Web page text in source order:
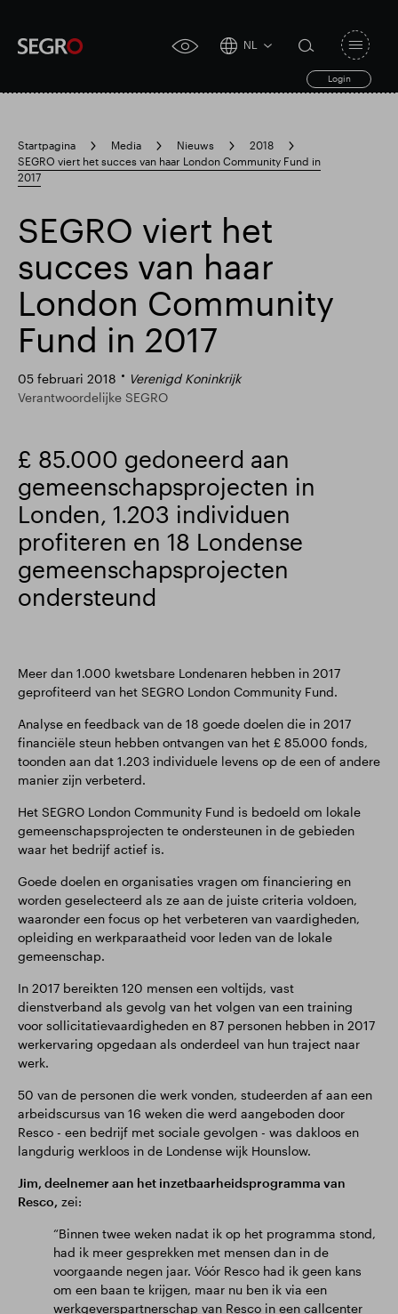
accessibility
NL
Login
search
form
search
Search
for
toggle
Startpagina Media Nieuws
2018
SEGRO viert het succes van haar London Community Fund in
2017
SEGRO viert het
succes van haar
London Community
Fund in 2017
05 februari 2018
Verenigd Koninkrijk
Verantwoordelijke SEGRO
£ 85.000 gedoneerd aan
gemeenschapsprojecten in
Londen, 1.203 individuen
profiteren en 18 Londense
gemeenschapsprojecten
ondersteund
Meer dan 1.000 kwetsbare Londenaren hebben in 2017
geprofiteerd van het SEGRO London Community Fund.
Analyse en feedback van de 18 goede doelen die in 2017
financiële steun hebben ontvangen van het £ 85.000 fonds,
toonden aan dat 1.203 individuele levens op de een of andere
manier zijn verbeterd.
Het SEGRO London Community Fund is bedoeld om lokale
gemeenschapsprojecten te ondersteunen in de gebieden
waar het bedrijf actief is.
Goede doelen en organisaties vragen om financiering en
worden geselecteerd als ze aan de juiste criteria voldoen,
waaronder een focus op het verbeteren van vaardigheden,
opleiding en werkparaatheid voor leden van de lokale
gemeenschap.
In 2017 bereikten 120 mensen een voltijds, vast
dienstverband als gevolg van het volgen van een training
voor sollicitatievaardigheden en 87 personen hebben in 2017
werkervaring opgedaan als onderdeel van hun traject naar
werk.
50 van de personen die werk vonden, studeerden af aan een
arbeidscursus van 16 weken die werd aangeboden door
Resco - een bedrijf met sociale gevolgen - was dakloos en
langdurig werkloos in de Londense wijk Hounslow.
Jim, deelnemer aan het inzetbaarheidsprogramma van
Resco, zei:
“Binnen twee weken nadat ik op het programma stond,
had ik meer gesprekken met mensen dan in de
voorgaande negen jaar. Vóór Resco had ik geen kans
om een baan te krijgen, maar nu ben ik via een
werkgeverspartnerschap van Resco in een callcenter